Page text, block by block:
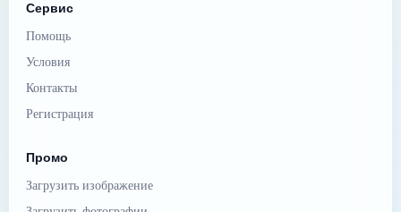
Сервис
Помощь
Условия
Контакты
Регистрация
Промо
Загрузить изображение